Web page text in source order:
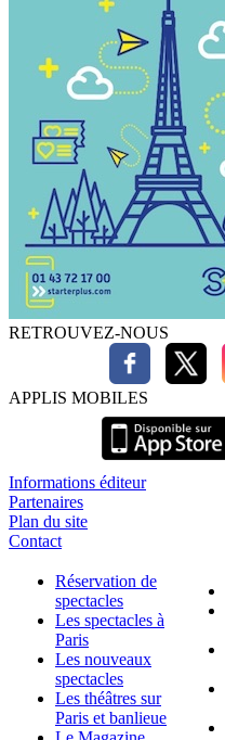
RETROUVEZ-NOUS
APPLIS MOBILES
Informations éditeur
Partenaires
Plan du site
Contact
Réservation de
spectacles
Les spectacles à
Paris
Les nouveaux
spectacles
Les théâtres sur
Paris et banlieue